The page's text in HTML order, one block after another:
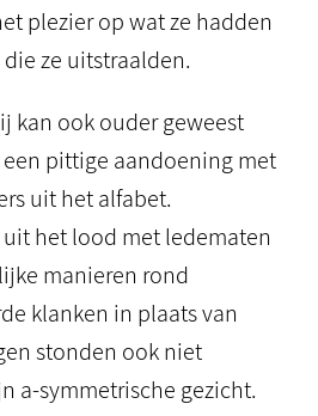
plezier op wat ze hadden
ze uitstraalden.
kan ook ouder geweest
pittige aandoening met
uit het alfabet.
het lood met ledematen
manieren rond
klanken in plaats van
stonden ook niet
a-symmetrische gezicht.